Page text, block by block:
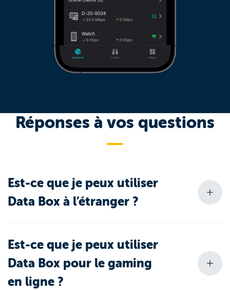
Réponses à vos questions
Est-ce que je peux utiliser
Data Box à l’étranger ?
Est-ce que je peux utiliser
Data Box pour le gaming
en ligne ?